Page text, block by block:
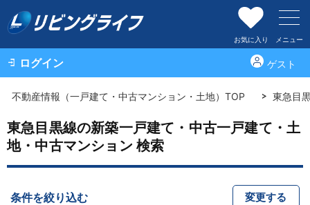
お気に入り メニュー
ログイン ゲスト
不動産情報（一戸建て・中古マンション・土地）TOP 東急目
東急目黒線の新築一戸建て・中古一戸建て・土
地・中古マンション 検索
条件を絞り込む 変更する